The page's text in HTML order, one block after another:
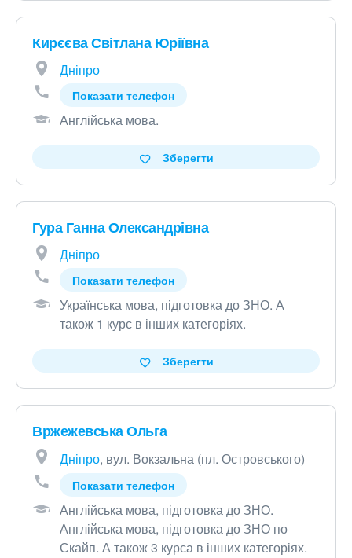
Кирєєва Світлана Юріївна
Дніпро
Показати телефон
Англійська мова.
Зберегти
Гура Ганна Олександрівна
Дніпро
Показати телефон
Українська мова, підготовка до ЗНО. А
також 1 курс в інших категоріях.
Зберегти
Вржежевська Ольга
Дніпро, вул. Вокзальна (пл. Островського)
Показати телефон
Англійська мова, підготовка до ЗНО.
Англійська мова, підготовка до ЗНО по
Скайп. А також 3 курса в інших категоріях.